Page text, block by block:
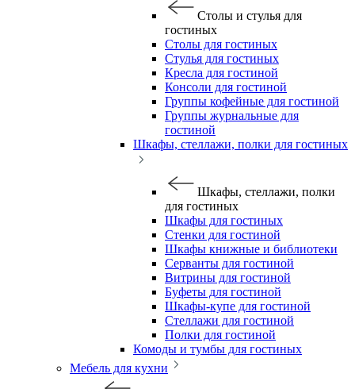
Столы и стулья для
гостиных
Столы для гостиных
Стулья для гостиных
Кресла для гостиной
Консоли для гостиной
Группы кофейные для гостиной
Группы журнальные для
гостиной
Шкафы, стеллажи, полки для гостиных
Шкафы, стеллажи, полки
для гостиных
Шкафы для гостиных
Стенки для гостиной
Шкафы книжные и библиотеки
Серванты для гостиной
Витрины для гостиной
Буфеты для гостиной
Шкафы-купе для гостиной
Стеллажи для гостиной
Полки для гостиной
Комоды и тумбы для гостиных
Мебель для кухни